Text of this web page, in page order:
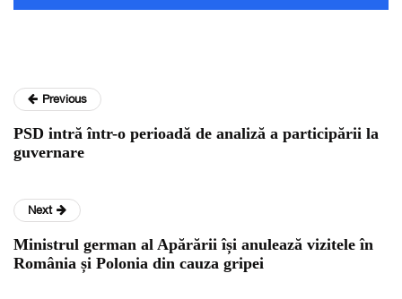
Previous
PSD intră într-o perioadă de analiză a participării la
guvernare
Next
Ministrul german al Apărării își anulează vizitele în
România și Polonia din cauza gripei